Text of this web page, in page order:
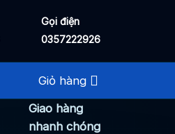
Gọi điện
0357222926
Giỏ hàng
Giao hàng
nhanh chóng